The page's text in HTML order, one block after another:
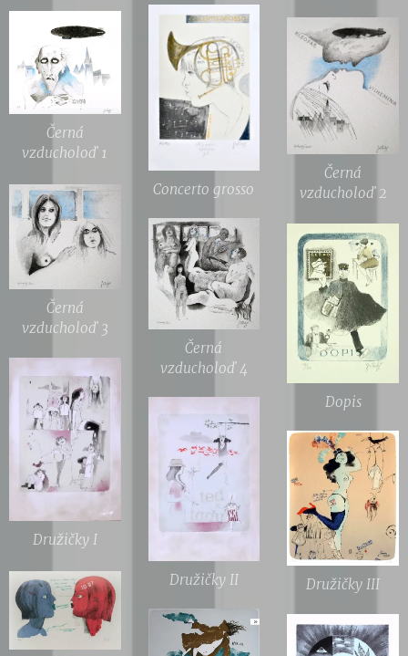
Concerto grosso
Černá
vzducholoď 1
Černá
vzducholoď 2
Černá
vzducholoď 3
Černá
vzducholoď 4
Dopis
Družičky I
Družičky II Družičky III